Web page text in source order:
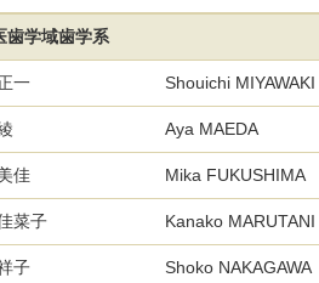
歯学域歯学系
一 Shouichi MIYAWAKI
Aya MAEDA
佳 Mika FUKUSHIMA
菜子 Kanako MARUTANI
子 Shoko NAKAGAWA